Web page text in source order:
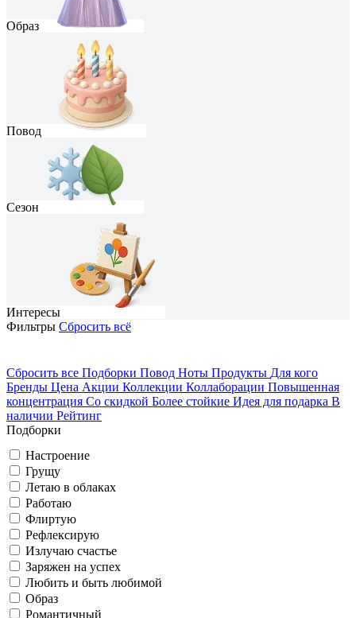
Образ
Повод
Сезон
Интересы
Грущу
Летаю в облаках
Романтичный
Классический
На каждый день
Вечеринка
Офис
Весна
Лето
Домосед
Путешествую
Саморазвитие
Фильтры Сбросить всё
Сбросить все Подборки Повод Ноты Продукты Для кого
Бренды Цена Акции Коллекции Коллаборации Повышенная
концентрация Со скидкой Более стойкие Идея для подарка В
наличии Рейтинг
Подборки
Настроение
Грущу
Летаю в облаках
Работаю
Флиртую
Рефлексирую
Излучаю счастье
Заряжен на успех
Любить и быть любимой
Образ
Романтичный